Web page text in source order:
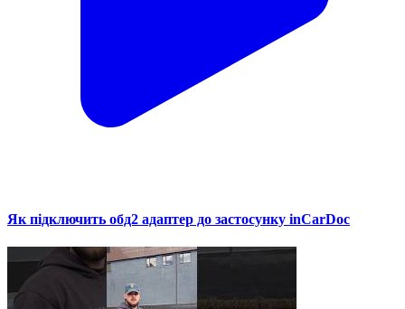
Як підключить обд2 адаптер до застосунку inCarDoc